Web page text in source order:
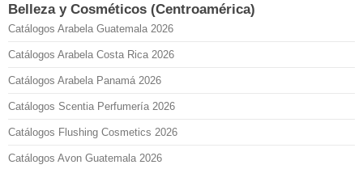
Belleza y Cosméticos (Centroamérica)
Catálogos Arabela Guatemala 2026
Catálogos Arabela Costa Rica 2026
Catálogos Arabela Panamá 2026
Catálogos Scentia Perfumería 2026
Catálogos Flushing Cosmetics 2026
Catálogos Avon Guatemala 2026